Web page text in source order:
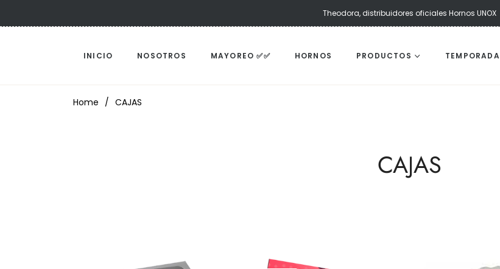
Theodora, distribuidores oficiales Hornos UNOX
INICIO NOSOTROS MAYOREO ✅✅ HORNOS PRODUCTOS TEMPORADA
Home / CAJAS
TODO:
CAJAS